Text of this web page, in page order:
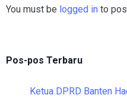
You must be logged in to
Pos-pos Terbaru
Ketua DPRD Banten